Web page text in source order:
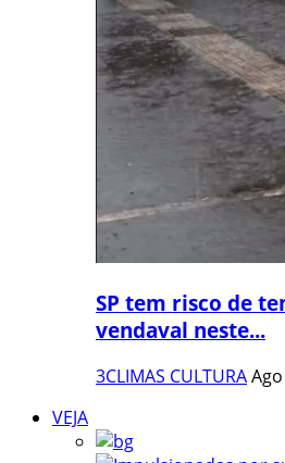
SP tem risco de
vendaval neste...
3CLIMAS CULTURA
VEJA